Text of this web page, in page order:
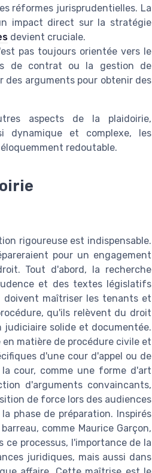
réformes jurisprudentielles. La
impact direct sur la stratégie
devient cruciale.
pas toujours orientée vers le
de contrat ou la gestion de
des arguments pour obtenir des
aspects de la plaidoirie,
dynamique et complexe, les
redoutable.
rigoureuse est indispensable.
pour un engagement
Tout d'abord, la recherche
et des textes législatifs
maîtriser les tenants et
qu'ils relèvent du droit
solide et documentée.
matière de procédure civile et
d'une cour d'appel ou de
cour, comme une forme d'art
d'arguments convaincants,
de force lors des audiences
phase de préparation. Inspirés
comme Maurice Garçon,
processus, l'importance de la
juridiques, mais aussi dans